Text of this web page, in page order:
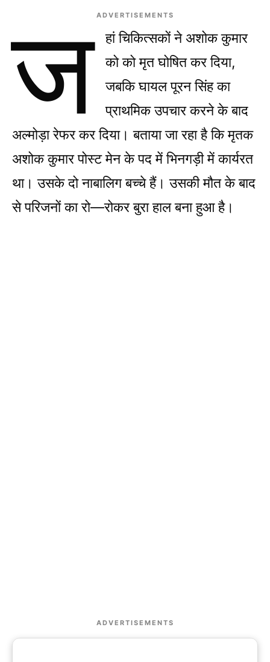
ADVERTISEMENTS
ज
हां चिकित्सकों ने अशोक कुमार
को को मृत घोषित कर दिया,
जबकि घायल पूरन सिंह का
प्राथमिक उपचार करने के बाद
अल्मोड़ा रेफर कर दिया। बताया जा रहा है कि मृतक
अशोक कुमार पोस्ट मेन के पद में भिनगड़ी में कार्यरत
था। उसके दो नाबालिग बच्चे हैं। उसकी मौत के बाद
से परिजनों का रो—रोकर बुरा हाल बना हुआ है।
ADVERTISEMENTS